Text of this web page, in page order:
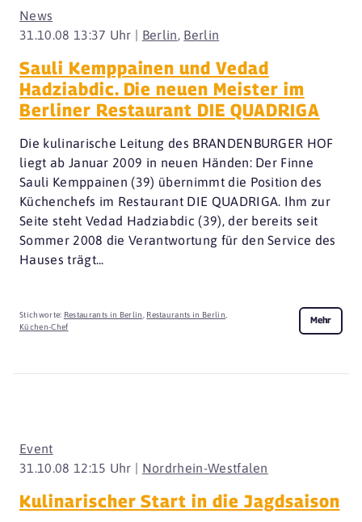
31.10.08 13:37 Uhr | Berlin Berlin
News
Sauli Kemppainen und Vedad
Hadziabdic. Die neuen Meister im
Berliner Restaurant DIE QUADRIGA
Die kulinarische Leitung des BRANDENBURGER HOF
liegt ab Januar 2009 in neuen Händen: Der Finne
Sauli Kemppainen (39) übernimmt die Position des
Küchenchefs im Restaurant DIE QUADRIGA. Ihm zur
Seite steht Vedad Hadziabdic (39), der bereits seit
Sommer 2008 die Verantwortung für den Service des
Hauses trägt...
Stichworte: Restaurants in Berlin, Restaurants in Berlin,
Küchen-Chef
Mehr
31.10.08 12:15 Uhr | Nordrhein-Westfalen
Event
Kulinarischer Start in die Jagdsaison